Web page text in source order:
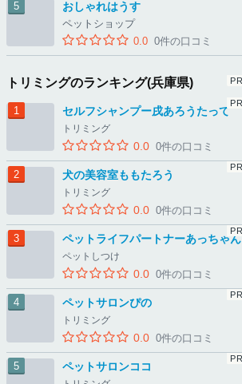
おしゃれはうす
ペットショップ
0.0 0件の口コミ
トリミングのランキング(兵庫県)
セルフシャンプー戌あろうたって
トリミング
0.0 0件の口コミ
犬の美容室ももたろう
トリミング
0.0 0件の口コミ
ペットライフパートナーあっちゃん
ペットしつけ
0.0 0件の口コミ
ペットサロンぴの
トリミング
0.0 0件の口コミ
ペットサロンココ